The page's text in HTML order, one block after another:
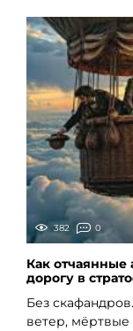
382 0
Как отчаянные
дорогу в
Без
ветер, мёртвые